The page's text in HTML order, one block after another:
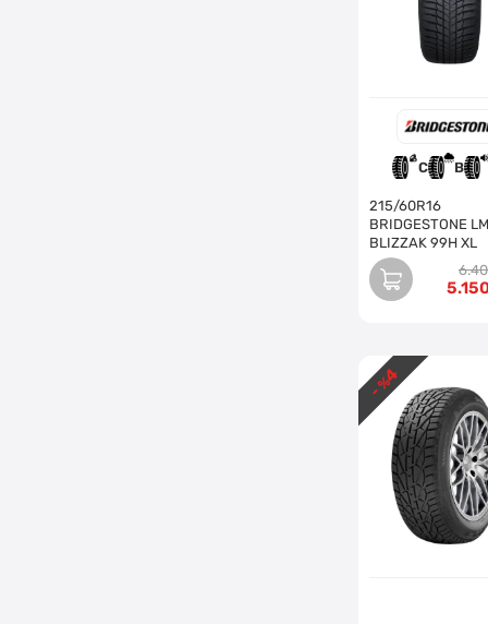
C B
215/60R16
BRIDGESTONE
BLIZZAK 99H XL
- %
4